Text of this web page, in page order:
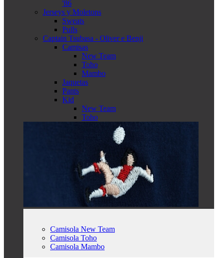
'86
Jerseys y Moletons
Sweats
Pulls
Captain Tsubasa - Oliver e Benji
Camisas
New Team
Toho
Mambo
Jaquetas
Pants
Kid
New Team
Toho
Camisola New Team
Camisola Toho
Camisola Mambo